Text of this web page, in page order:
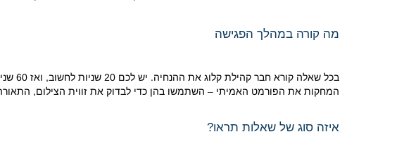
מה קורה במהלך הפגישה
בכל
המחקות את הפורמט האמיתי – השתמשו בהן כדי לבדוק את זווית הצילום,
איזה סוג של שאלות תראו?